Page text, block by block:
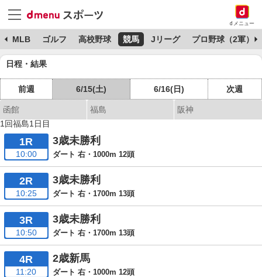
dメニュー
MLB ゴルフ 高校野球 競馬 Jリーグ プロ野球（2軍）
日程・結果
前週 6/15(土) 6/16(日) 次週
函館 福島
阪神
1回福島1日目
1R
10:00
3歳未勝利
ダート 右・1000m 12頭
2R
10:25
3歳未勝利
ダート 右・1700m 13頭
3R
10:50
3歳未勝利
ダート 右・1700m 13頭
4R
11:20
2歳新馬
ダート 右・1000m 12頭